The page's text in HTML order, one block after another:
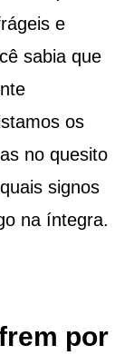
e
sabia que
os
no quesito
signos
na íntegra.
por